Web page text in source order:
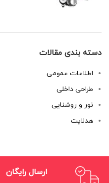
دسته بندی مقالات
اطلاعات عمومی
طراحی داخلی
نور و روشنایی
هدلایت
ارسال رایگان